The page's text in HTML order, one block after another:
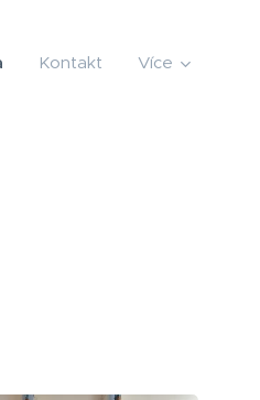
Kontakt Více